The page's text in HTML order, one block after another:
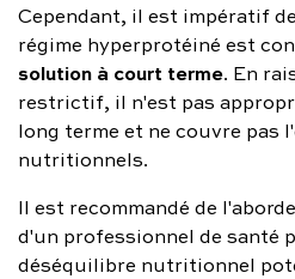
Cependant, il est impératif
régime hyperprotéiné est
solution à court terme. En
restrictif, il n'est pas
long terme et ne couvre pas
nutritionnels.
Il est recommandé de
d'un professionnel de santé
déséquilibre nutritionnel